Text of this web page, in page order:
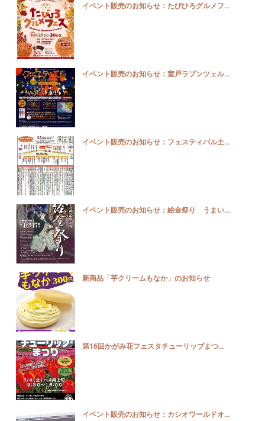
イベント販売のお知らせ：たびひろグルメフ...
イベント販売のお知らせ：室戸ラプンツェル...
イベント販売のお知らせ：フェスティバル土...
イベント販売のお知らせ：絵金祭り うまい...
新商品「芋クリームもなか」のお知らせ
第16回かがみ花フェスタチューリップまつ...
イベント販売のお知らせ：カシオワールドオ...